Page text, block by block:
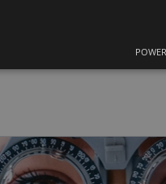
sīkdatnes